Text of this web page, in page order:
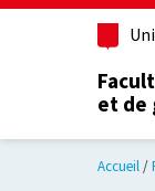
Aller
et de
Accueil